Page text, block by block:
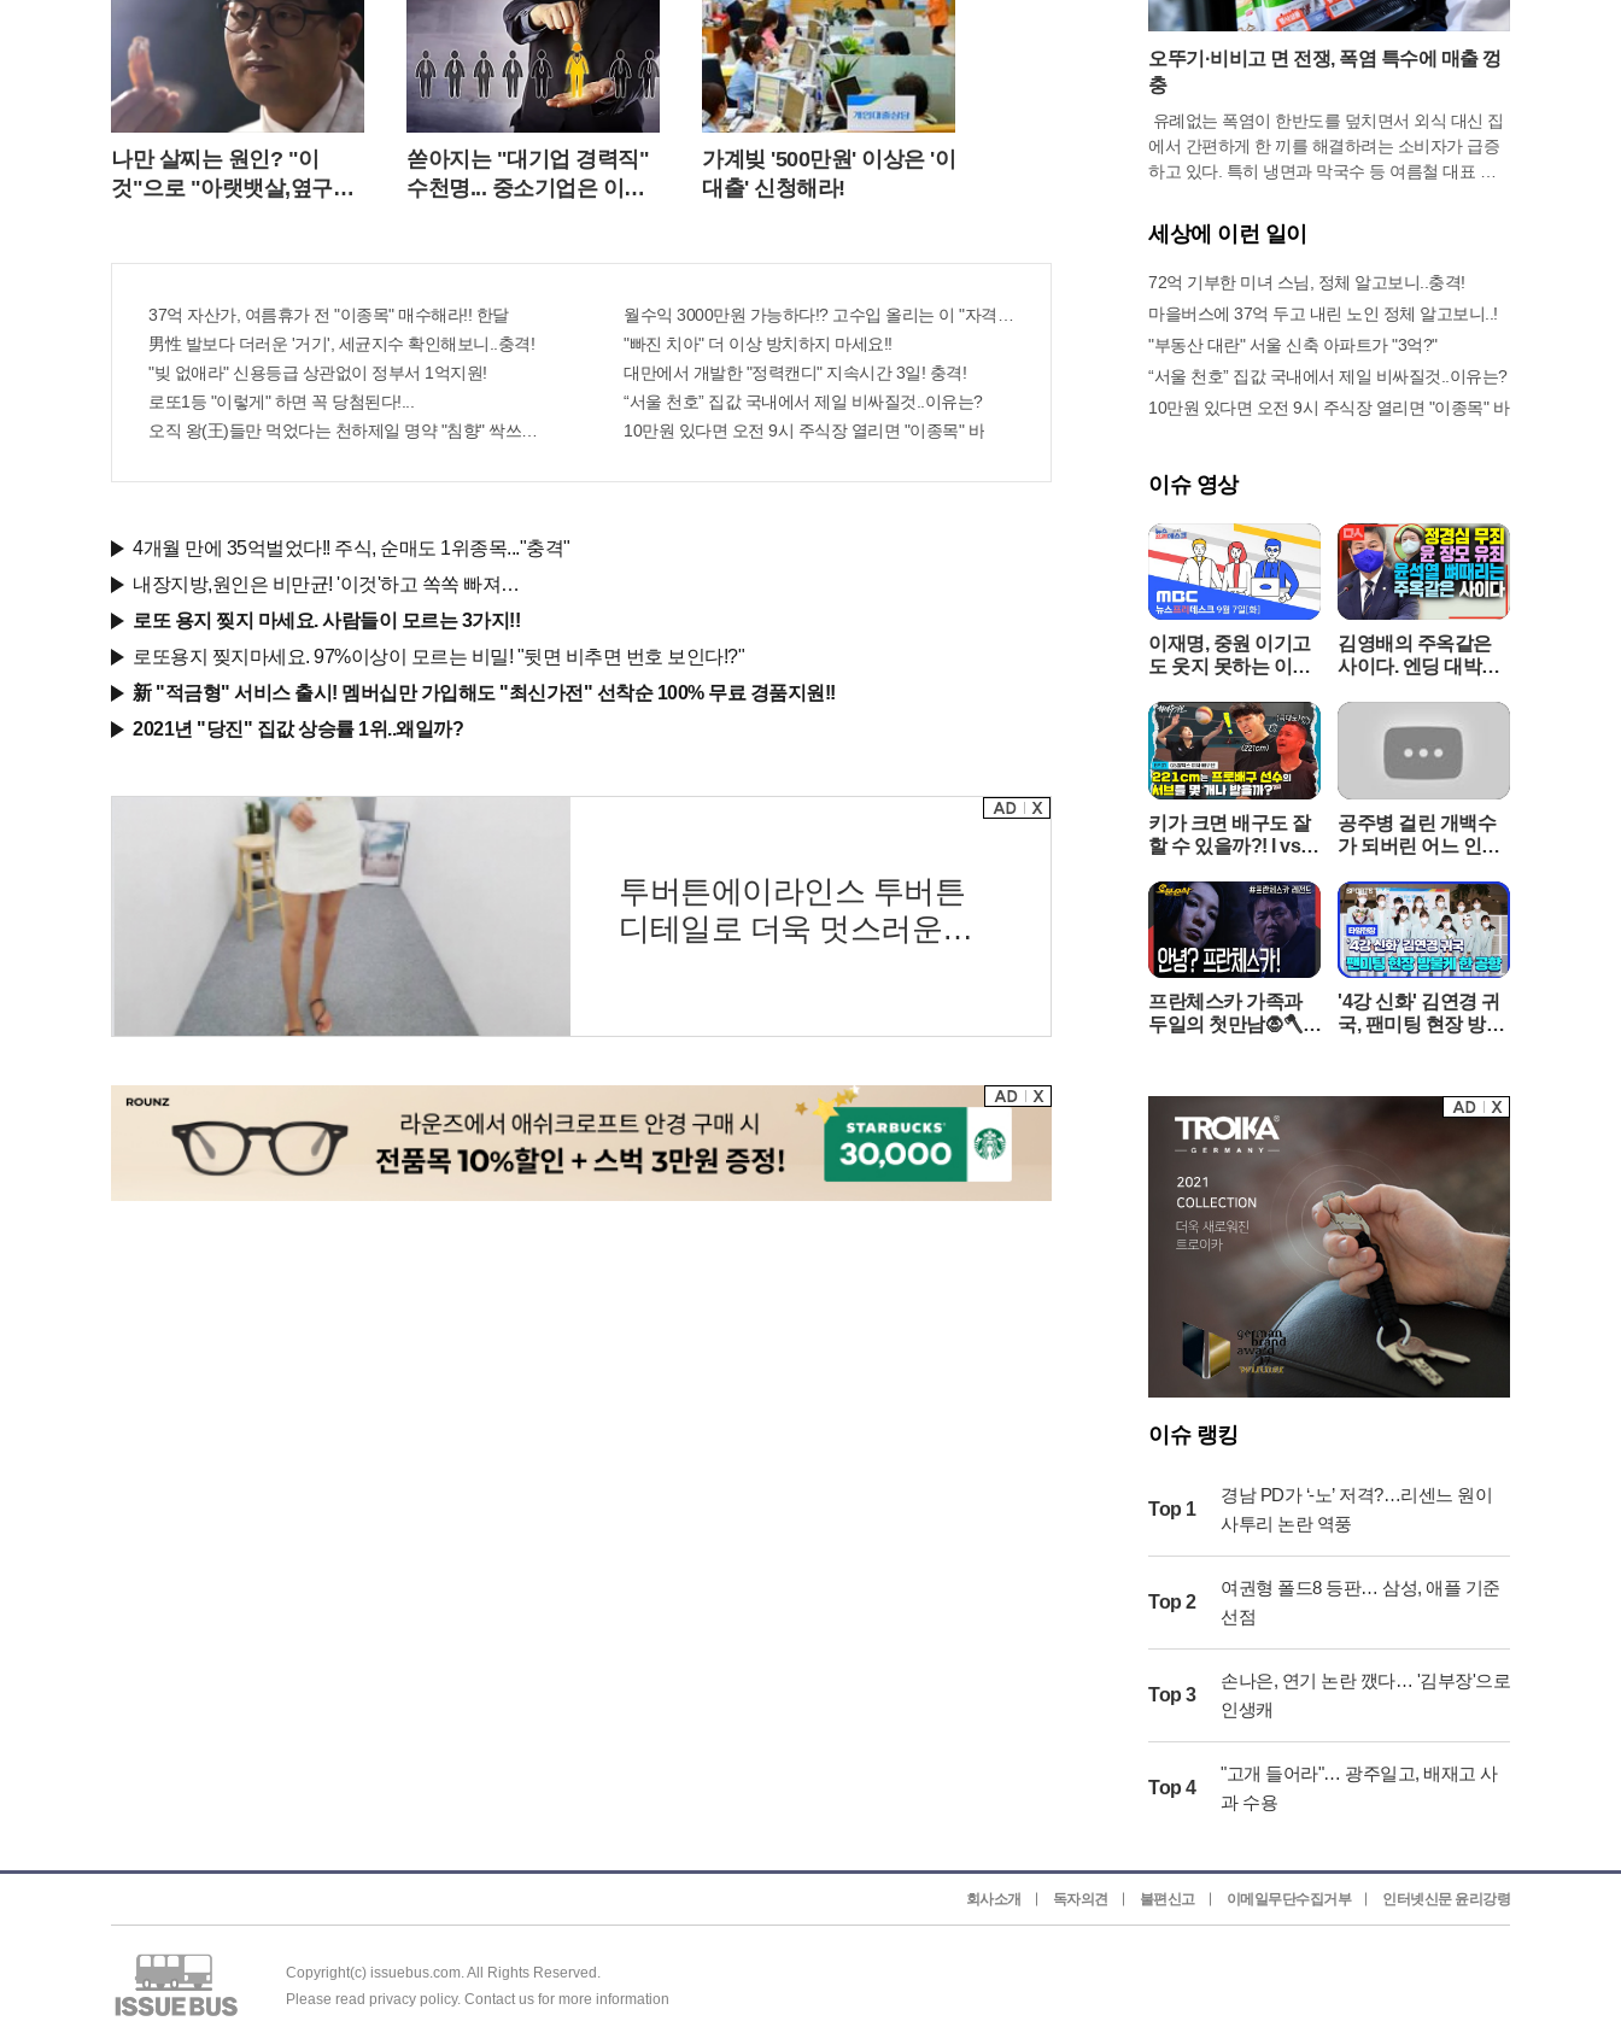
나만 살찌는 원인? "이
것"으로 "아랫뱃살,옆구리"
쏟아지는 "대기업 경력직"
수천명... 중소기업은 이들
가계빚 '500만원' 이상은 '이
대출' 신청해라!
37억 자산가, 여름휴가 전 "이종목" 매수해라!! 한달
男性 발보다 더러운 '거기', 세균지수 확인해보니..충격!
"빚 없애라" 신용등급 상관없이 정부서 1억지원!
로또1등 "이렇게" 하면 꼭 당첨된다!...
오직 왕(王)들만 먹었다는 천하제일 명약 "침향" 싹쓰리 완판!! 왜 난리났나 봤더니..경악!
월수익 3000만원 가능하다!? 고수입 올리는 이 "자격증"에 몰리는 이유 알고보니…
"빠진 치아" 더 이상 방치하지 마세요!!
대만에서 개발한 "정력캔디" 지속시간 3일! 충격!
“서울 천호” 집값 국내에서 제일 비싸질것..이유는?
10만원 있다면 오전 9시 주식장 열리면 "이종목" 바
4개월 만에 35억벌었다!! 주식, 순매도 1위종목..."충격"
내장지방,원인은 비만균! '이것'하고 쏙쏙 빠져…
로또 용지 찢지 마세요. 사람들이 모르는 3가지!!
로또용지 찢지마세요. 97%이상이 모르는 비밀! "뒷면 비추면 번호 보인다!?"
新 "적금형" 서비스 출시! 멤버십만 가입해도 "최신가전" 선착순 100% 무료 경품지원!!
2021년 "당진" 집값 상승률 1위..왜일까?
투버튼에이라인스 투버튼
디테일로 더욱 멋스러운
오뚜기·비비고 면 전쟁, 폭염 특수에 매출 껑
충
유례없는 폭염이 한반도를 덮치면서 외식 대신 집
에서 간편하게 한 끼를 해결하려는 소비자가 급증
하고 있다. 특히 냉면과 막국수 등 여름철 대표 면
누리는 모습이다. 식품 기업들은 전문 식당의 맛을
그대로 재현한 고품질 제품을 앞세워 시장 점유율
확대에 박차를 가하고 있다. 단순히 한 끼를 때우는
와 손잡은 프리미엄 제품들이 소비자들의 선택을
받으며 매출 성장을 견인하고 있다.오뚜기는 지난
달 냉장 냉면과 막국수류 판매액이 지난해 같은 기
간보다 30% 이상 늘어나는 성과를 거뒀다. 이러한
다. 해당 식당의 독창적인 레시피를 집에서도 손쉽
게 즐길 수 있다는 점이 사회관계망서비스를 통해
입소문을 타면서 판매량이 급증했다. 이 밖에도 콩
국수나 메밀면 등 여름 전용 봉지면 제품들도 두 자
릿수 이상의 매출 신장률을 기록하며 여름 특수를
톡톡히 누리고 있다.면 요리 전문 기업인 면사랑 역
상승을 경험했다. 특히 무더위 속에서 조리 시간을
단축할 수 있는 냉동면과 간편 육수 제품들이 소비
자들의 큰 호응을 얻었다. 끓는 물에 짧은 시간만
익히면 되는 메밀면이나 우동면은 불 앞에 머무는
시간을 줄여준다는 점에서 높은 점수를 받았다. 개
별 포장된 냉면 육수는 국수뿐만 아니라 묵사발 등
다양한 여름 메뉴에 활용할 수 있는 범용성 덕분에
수요가 몰리고 있다.유명 셰프와의 협업은 간편식
시장의 새로운 흥행 공식으로 자리 잡았다. CJ제일
제당은 최근 화제가 된 요리 경연 프로그램 출연자
인 최강록 셰프와 손잡고 들기름 막국수와 평양냉
면을 선보여 매출이 전주 대비 150%나 폭등하는
기염을 토했다. 전문점 수준의 진한 육수와 고유의
풍미를 살린 고명을 더해 간편식의 한계를 뛰어넘
었다는 평가다. 스타 셰프의 인지도와 비비고의 브
랜드력이 시너지를 내면서 오프라인 매장에서도
선점에 나섰다. 대상 청정원은 특정 대형 마트 전용
상품으로 열무비빔국수와 물냉면을 출시하며 대용
량 구매 고객을 공략하고 있다. LF푸드 역시 살얼
음의 질감을 살리고 고소한 풍미를 극대화한 시즌
한정판 냉면을 선보이며 프리미엄 시장에 도전장
을 내밀었다. 기업들은 폭염이 장기화될 것으로 예
상되는 만큼, 차별화된 맛과 조리 편의성을 갖춘 제
품군을 더욱 보강할 계획이다.유통 전문가들은 폭
염과 더불어 지속되는 외식 물가 상승이 간편식 시
장의 성장을 가속화하고 있다고 분석한다. 냉면 한
그릇 가격이 만 원을 훌쩍 넘는 상황에서, 합리적인
가격에 유명 맛집의 맛을 즐길 수 있는 간편식은 소
세는 무더위가 꺾인 이후에도 고착화된 소비 습관
면 요리 중심의 마케팅을 강화하며 폭발적인 수요
증대에 대응할 것으로 보인다.
세상에 이런 일이
72억 기부한 미녀 스님, 정체 알고보니..충격!
마을버스에 37억 두고 내린 노인 정체 알고보니..!
"부동산 대란" 서울 신축 아파트가 "3억?"
“서울 천호” 집값 국내에서 제일 비싸질것..이유는?
10만원 있다면 오전 9시 주식장 열리면 "이종목" 바
이슈 영상
이재명, 중원 이기고
도 웃지 못하는 이유!
리데스크 2021년 9월
7일
김영배의 주옥같은
사이다. 엔딩 대박
던말 그대로 돌려주
키가 크면 배구도 잘
할 수 있을까?! l vs G
주의보 EP.01 ※꿀잼
보장※
공주병 걸린 개백수
가 되버린 어느 인성
의 최후 [꼭봐야할 희
귀인생영화]
프란체스카 가족과
두일의 첫만남🧛🪓 |
'4강 신화' 김연경 귀
국, 팬미팅 현장 방불
이슈 랭킹
Top 1
경남 PD가 ‘-노’ 저격?…리센느 원이
사투리 논란 역풍
Top 2
여권형 폴드8 등판… 삼성, 애플 기준
선점
Top 3
손나은, 연기 논란 깼다… '김부장'으로
인생캐
Top 4
"고개 들어라"… 광주일고, 배재고 사
과 수용
회사소개 독자의견 불편신고 이메일무단수집거부 인터넷신문 윤리강령
Copyright(c) issuebus.com. All Rights Reserved.
Please read privacy policy. Contact us for more information